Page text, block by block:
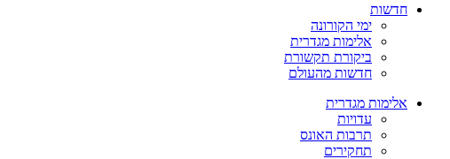
חדשות
ימי הקורונה
אלימות מגדרית
ביקורת תקשורת
חדשות מהעולם
אלימות מגדרית
עדויות
תרבות האונס
תחקירים